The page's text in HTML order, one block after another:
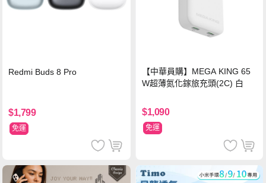
Redmi Buds 8 Pro
$1,799
免運
【中華員購】MEGA KING 65
W超薄氮化鎵旅充頭(2C) 白
$1,090
免運